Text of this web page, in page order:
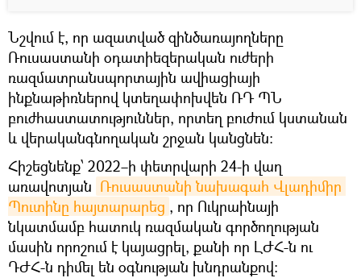
Նշվում է, որ ազատված զինծառայողները
Ռուսաստանի օդատիեզերական ուժերի
ռազմատրանսպորտային ավիացիայի
ինքնաթիռներով կտեղափոխվեն ՌԴ ՊՆ
բուժհաստատություններ, որտեղ բուժում կստանան
և վերականգնողական շրջան կանցնեն։
Հիշեցնենք՝ 2022–ի փետրվարի 24-ի վաղ
առավոտյան Ռուսաստանի նախագահ Վլադիմիր
Պուտինը հայտարարեց , որ Ուկրաինայի
նկատմամբ հատուկ ռազմական գործողության
մասին որոշում է կայացրել, քանի որ ԼԺՀ-ն ու
ԴԺՀ-ն դիմել են օգնության խնդրանքով։